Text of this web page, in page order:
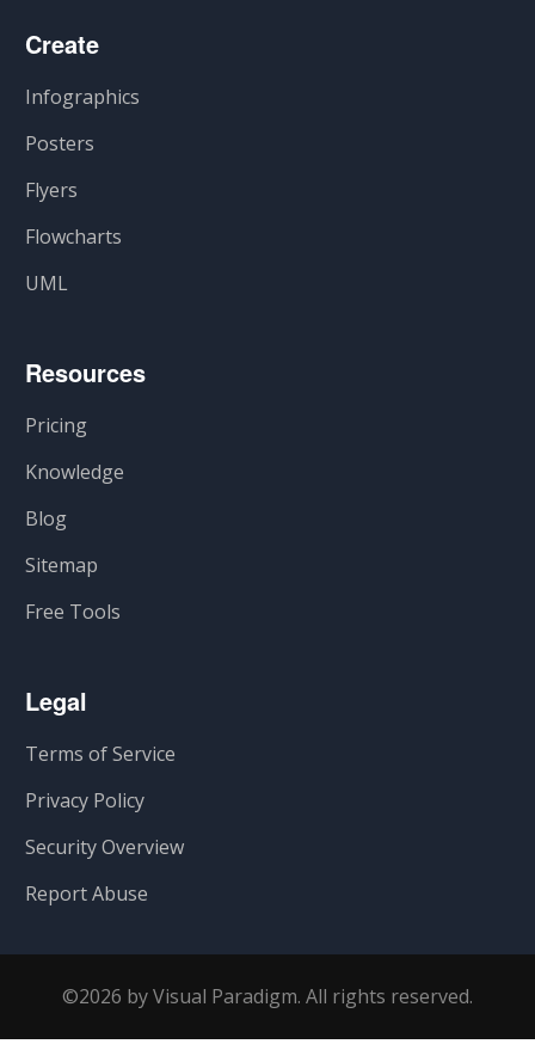
Create
Infographics
Posters
Flyers
Flowcharts
UML
Resources
Pricing
Knowledge
Blog
Sitemap
Free Tools
Legal
Terms of Service
Privacy Policy
Security Overview
Report Abuse
©2026 by Visual Paradigm. All rights reserved.